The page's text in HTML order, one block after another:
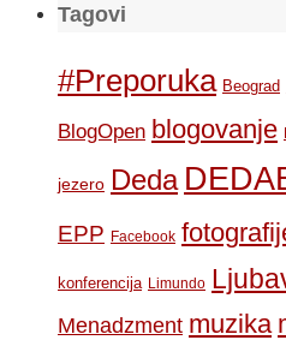
Tagovi
#Preporuka Beograd
BlogOpen blogovanje
jezero Deda
EPP Facebook
konferencija Limundo
Menadzment muzika